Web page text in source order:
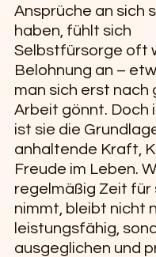
Ansprüche an sich
haben, fühlt sich
Selbstfürsorge oft
Belohnung an –
man sich erst nach
Arbeit gönnt. Doch
ist sie die
anhaltende Kraft,
Freude im Leben.
regelmäßig Zeit für
nimmt, bleibt nicht
leistungsfähig,
ausgeglichen und